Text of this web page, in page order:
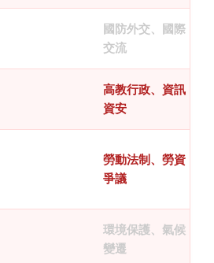
國防外交、國際
交流
高教行政、資訊
資安
勞動法制、勞資
爭議
環境保護、氣候
變遷